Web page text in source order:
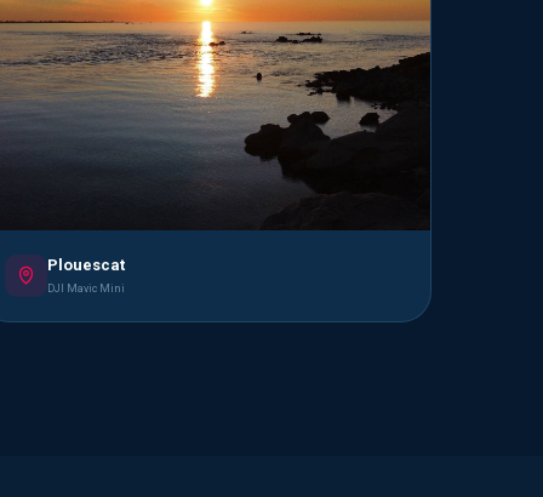
Plouescat
DJI Mavic Mini